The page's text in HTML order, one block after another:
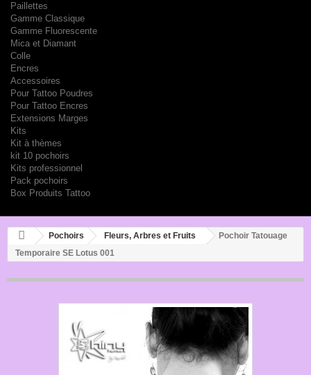
Paillettes
Gamme Classique
Gamme Fluorescente
Mica et Diamant
Colle
Encres
Accessoires
Pour Tattoo Poudres
Pour Tattoo Encres
Extensions Marges
Kits
Kit à thèmes
kit 10 pochoirs
Kits professionnel
Pack pochoirs
Box Produits Tattoo
Pochoirs Fleurs, Arbres et Fruits
Pochoir Tatouage
Temporaire SE Lotus 001